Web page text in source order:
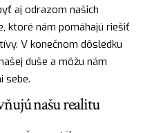
aj odrazom našich
ktoré nám pomáhajú riešiť
V konečnom dôsledku
duše a môžu nám
sebe.
našu realitu